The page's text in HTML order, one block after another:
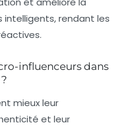
rendant les
influenceurs dans
mieux leur
et leur